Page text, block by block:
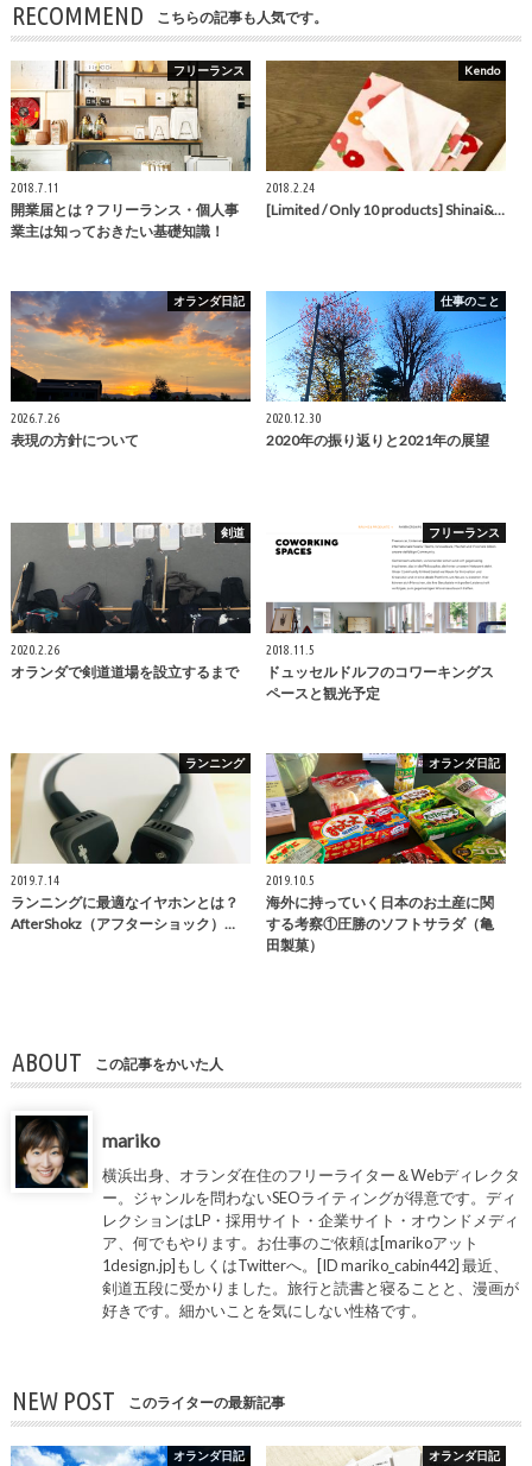
RECOMMEND こちらの記事も人気です。
フリーランス
2018.7.11
開業届とは？フリーランス・個人事
業主は知っておきたい基礎知識！
Kendo
2018.2.24
[Limited / Only 10 products] Shinai&…
オランダ日記
2026.7.26
表現の方針について
仕事のこと
2020.12.30
2020年の振り返りと2021年の展望
剣道
2020.2.26
オランダで剣道道場を設立するまで
フリーランス
2018.11.5
ドュッセルドルフのコワーキングス
ペースと観光予定
ランニング
2019.7.14
ランニングに最適なイヤホンとは？
AfterShokz（アフターショック）…
オランダ日記
2019.10.5
海外に持っていく日本のお土産に関
する考察①圧勝のソフトサラダ（亀
田製菓）
ABOUT この記事をかいた人
mariko
横浜出身、オランダ在住のフリーライター＆Webディレクタ
ー。ジャンルを問わないSEOライティングが得意です。ディ
レクションはLP・採用サイト・企業サイト・オウンドメディ
ア、何でもやります。お仕事のご依頼は[marikoアット
1design.jp]もしくはTwitterへ。[ID mariko_cabin442] 最近、
剣道五段に受かりました。旅行と読書と寝ることと、漫画が
好きです。細かいことを気にしない性格です。
NEW POST このライターの最新記事
オランダ日記 オランダ日記